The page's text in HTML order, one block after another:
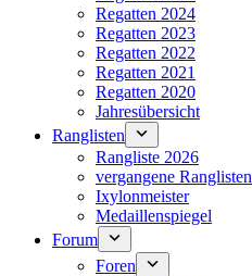
Regatten 2024
Regatten 2023
Regatten 2022
Regatten 2021
Regatten 2020
Jahresübersicht
Ranglisten
Rangliste 2026
vergangene Ranglisten
Ixylonmeister
Medaillenspiegel
Forum
Foren